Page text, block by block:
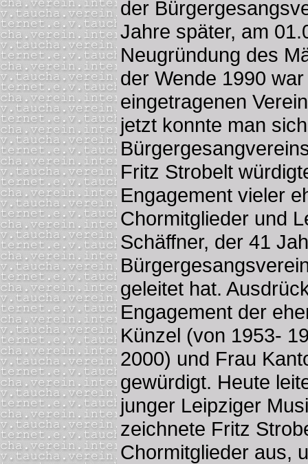
der
Jahre später, am
Neugründung des
der Wende 1990
eingetragenen
jetzt konnte man
Fritz Strobelt
Engagement vieler
Chormitglieder und
Schäffner, der 41
geleitet hat.
Engagement der
Künzel (von 1953-
2000) und Frau
gewürdigt. Heute
junger Leipziger
zeichnete Fritz
Chormitglieder aus,